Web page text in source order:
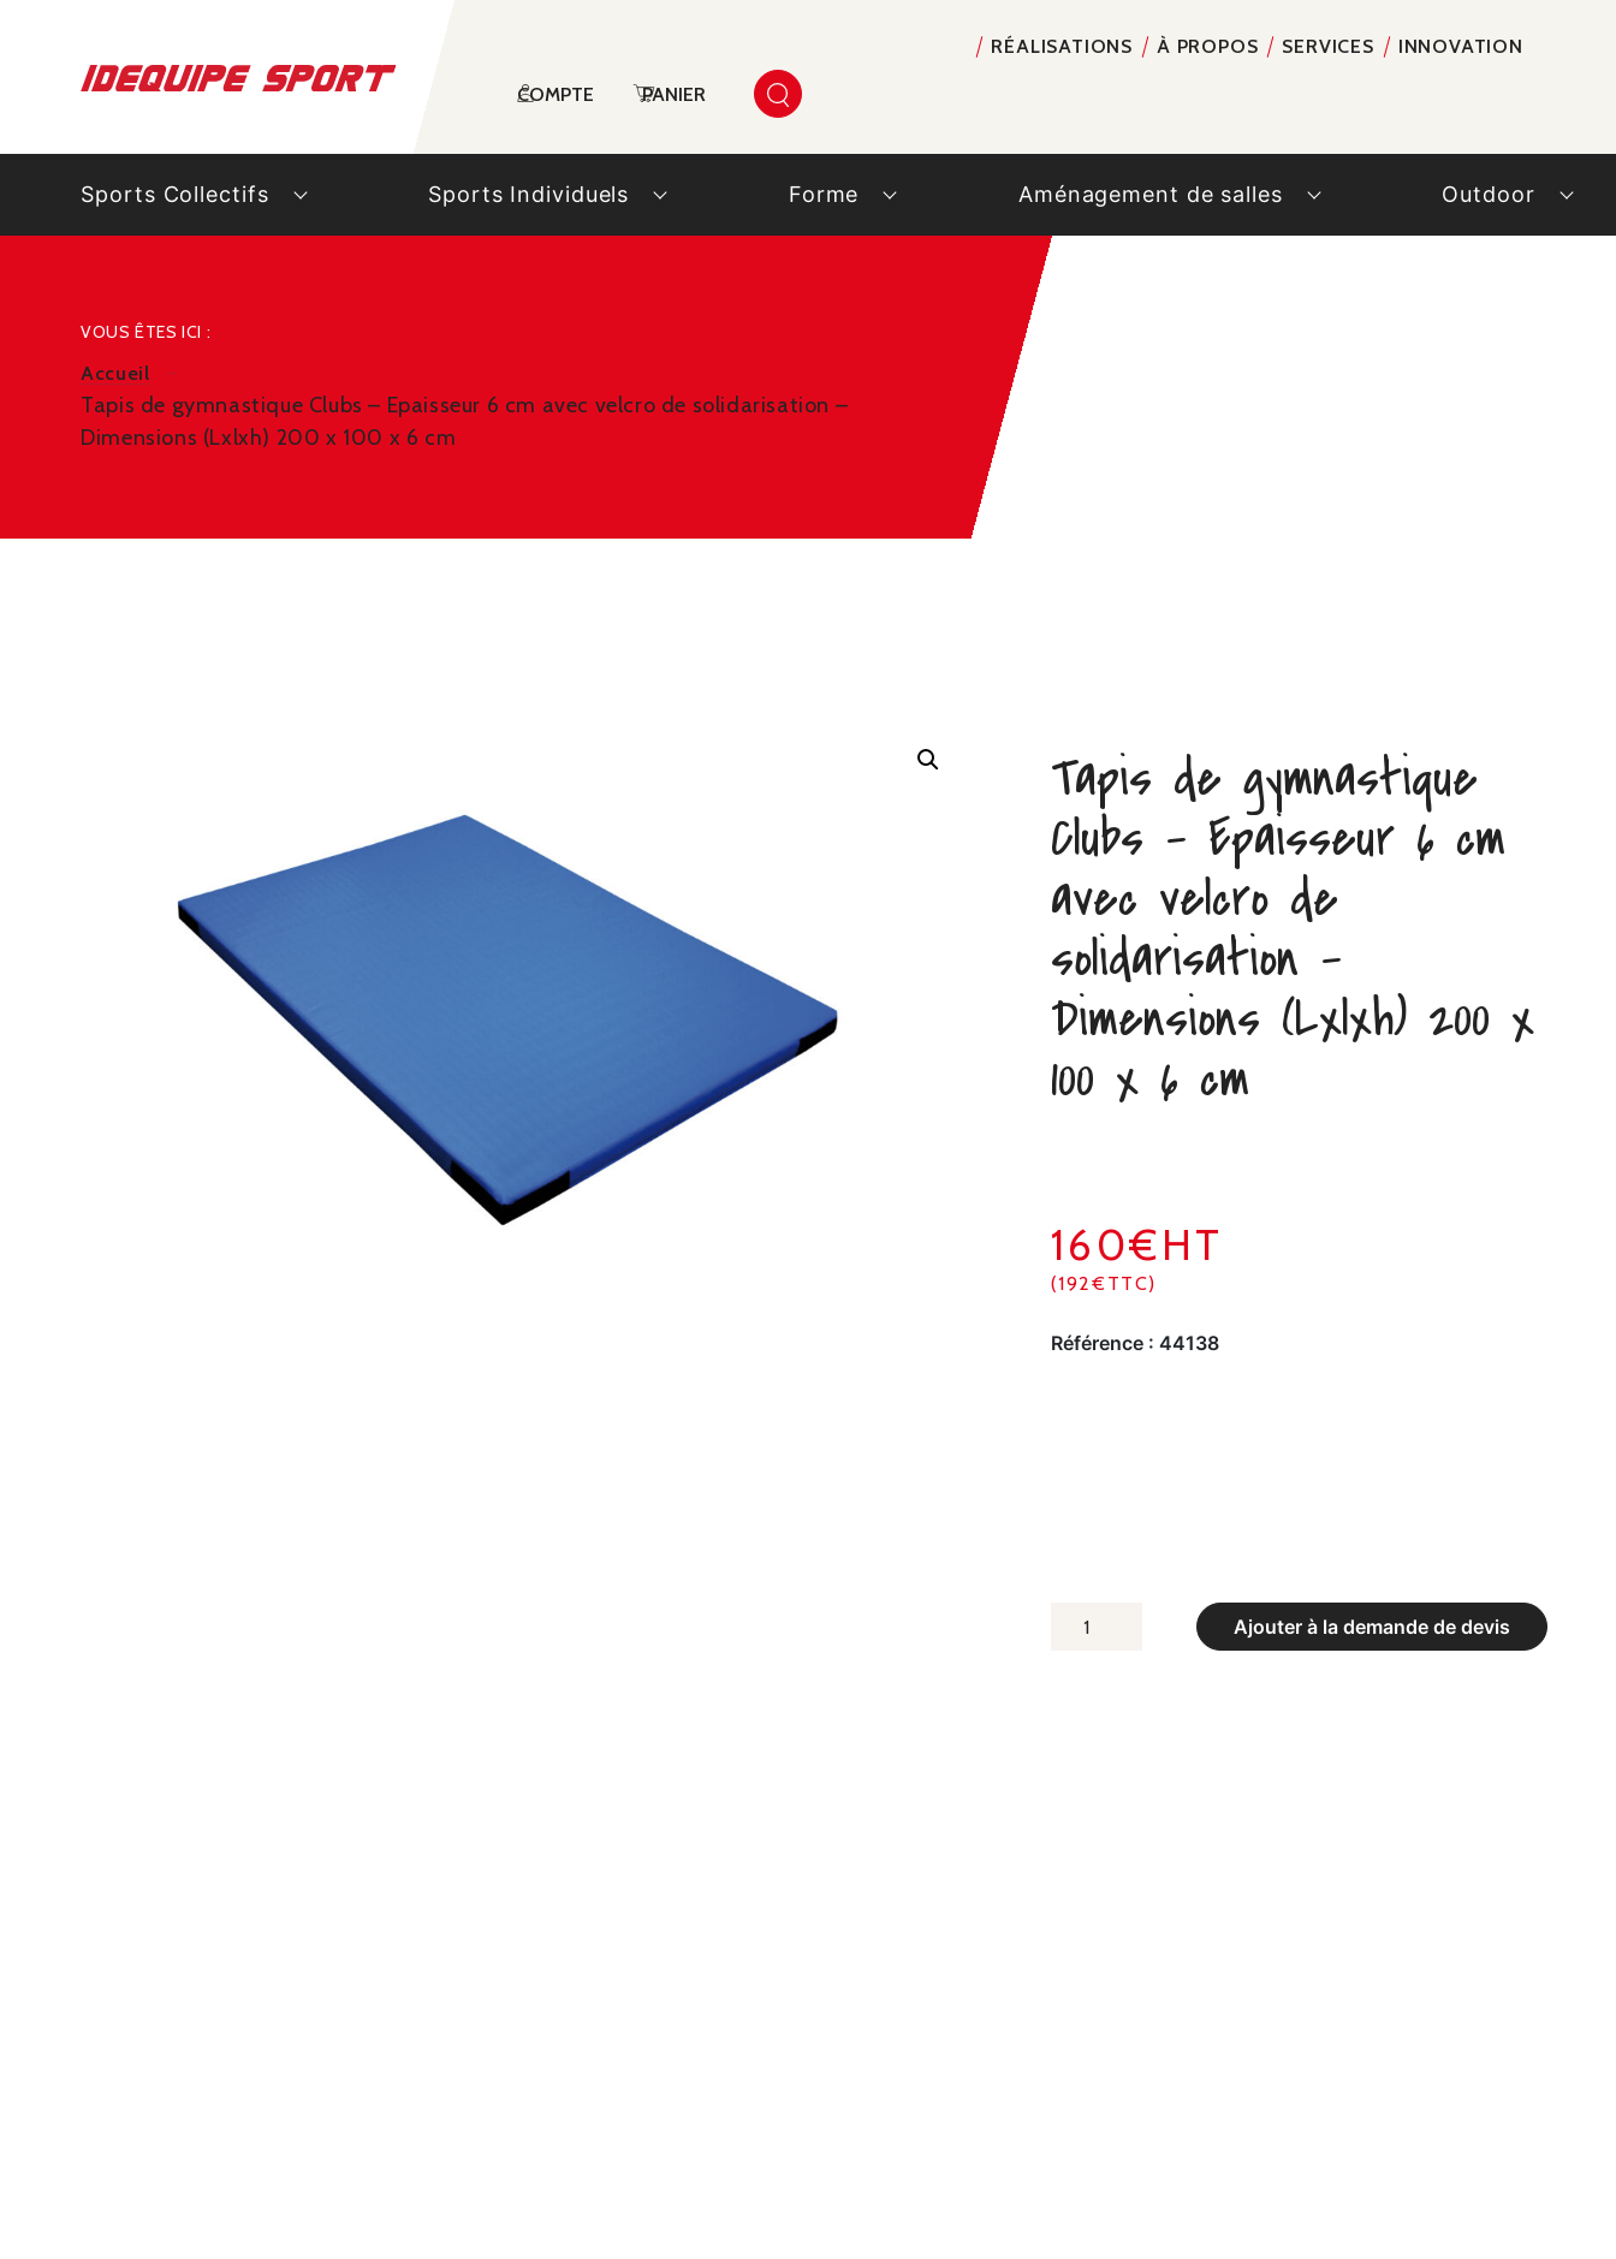
RÉALISATIONS À PROPOS SERVICES INNOVATION
COMPTE PANIER
Sports Collectifs Sports Individuels Forme Aménagement de salles Outdoor
VOUS ÊTES ICI :
Accueil
Tapis de gymnastique Clubs – Epaisseur 6 cm avec velcro de solidarisation –
Dimensions (Lxlxh) 200 x 100 x 6 cm
Tapis de gymnastique
Clubs – Epaisseur 6 cm
avec velcro de
solidarisation –
Dimensions (Lxlxh) 200 x
100 x 6 cm
160€HT
(192€TTC)
Référence : 44138
Ajouter à la demande de devis
QUANTITÉ